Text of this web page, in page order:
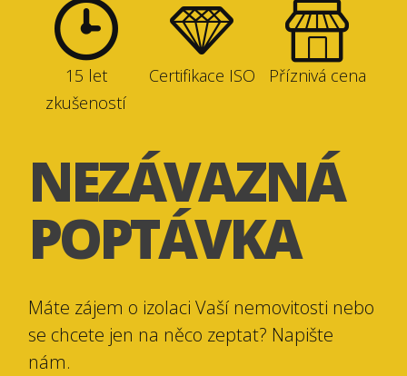
15 let
zkušeností
Certifikace ISO Příznivá cena
NEZÁVAZNÁ
POPTÁVKA
Máte zájem o izolaci Vaší nemovitosti nebo
se chcete jen na něco zeptat? Napište
nám.